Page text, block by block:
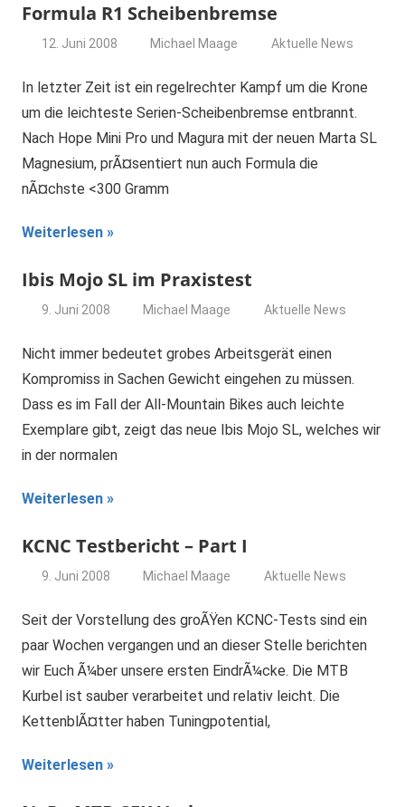
Formula R1 Scheibenbremse
12. Juni 2008 Michael Maage Aktuelle News
In letzter Zeit ist ein regelrechter Kampf um die Krone
um die leichteste Serien-Scheibenbremse entbrannt.
Nach Hope Mini Pro und Magura mit der neuen Marta SL
Magnesium, prÃ¤sentiert nun auch Formula die
nÃ¤chste <300 Gramm
Weiterlesen
Ibis Mojo SL im Praxistest
9. Juni 2008 Michael Maage Aktuelle News
Nicht immer bedeutet grobes Arbeitsgerät einen
Kompromiss in Sachen Gewicht eingehen zu müssen.
Dass es im Fall der All-Mountain Bikes auch leichte
Exemplare gibt, zeigt das neue Ibis Mojo SL, welches wir
in der normalen
Weiterlesen
KCNC Testbericht – Part I
9. Juni 2008 Michael Maage Aktuelle News
Seit der Vorstellung des groÃŸen KCNC-Tests sind ein
paar Wochen vergangen und an dieser Stelle berichten
wir Euch Ã¼ber unsere ersten EindrÃ¼cke. Die MTB
Kurbel ist sauber verarbeitet und relativ leicht. Die
KettenblÃ¤tter haben Tuningpotential,
Weiterlesen